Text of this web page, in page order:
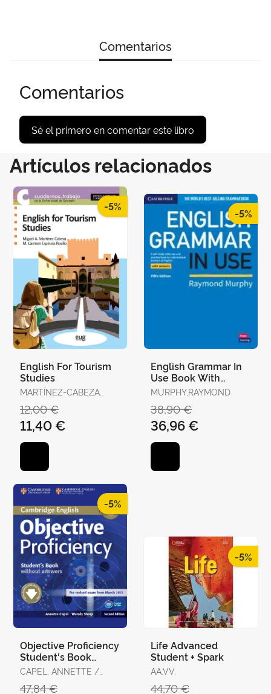
Comentarios
Comentarios
Sé el primero en comentar este libro
Artículos relacionados
-5%
English For Tourism
Studies
MARTÍNEZ-CABEZA
ÁNGEL / ESPÍNOLA
ROSILLO, MARÍA DEL
CARMEN
12,00 €
11,40 €
-5%
English Grammar In
Use Book With
Answers
MURPHY,RAYMOND
38,90 €
36,96 €
-5%
Objective Proficiency
Student's Book
Without Answers
With Downloadable
Software
CAPEL, ANNETTE /
47,84 €
-5%
Life Advanced
Student + Spark
AA.VV.
44,70 €